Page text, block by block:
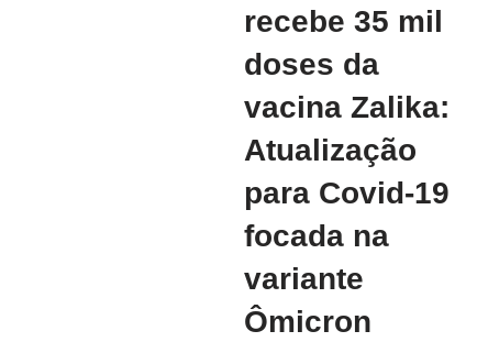
recebe 35 mil
doses da
vacina Zalika:
Atualização
para Covid-19
focada na
variante
Ômicron